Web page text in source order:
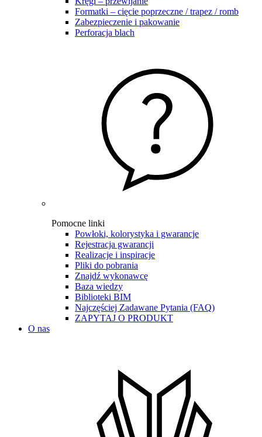
Formatki – cięcie poprzeczne / trapez / romb
Zabezpieczenie i pakowanie
Perforacja blach
Pomocne linki
Powłoki, kolorystyka i gwarancje
Rejestracja gwarancji
Realizacje i inspiracje
Pliki do pobrania
Znajdź wykonawcę
Baza wiedzy
Biblioteki BIM
Najczęściej Zadawane Pytania (FAQ)
ZAPYTAJ O PRODUKT
O nas